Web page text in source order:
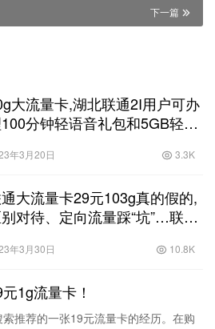
下一篇
大流量卡,湖北联通2I用户可办
分钟轻语音礼包和5GB轻流
年3月20日 3.3K
大流量卡29元103g真的假的,
对待、定向流量踩“坑”…联通
年3月30日 10.8K
1g流量卡！
推荐的一张19元流量卡的经历。在购